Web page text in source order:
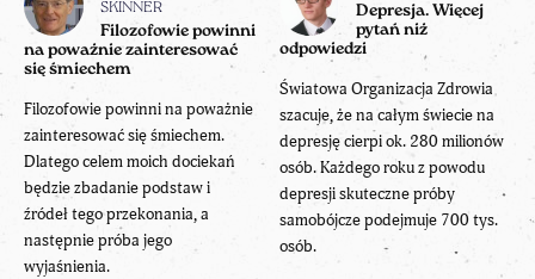
SKINNER
Filozofowie powinni
na poważnie zainteresować
się śmiechem
Filozofowie powinni na poważnie
zainteresować się śmiechem.
Dlatego celem moich dociekań
będzie zbadanie podstaw i
źródeł tego przekonania, a
następnie próba jego
wyjaśnienia.
Depresja. Więcej
pytań niż
odpowiedzi
Światowa Organizacja Zdrowia
szacuje, że na całym świecie na
depresję cierpi ok. 280 milionów
osób. Każdego roku z powodu
depresji skuteczne próby
samobójcze podejmuje 700 tys.
osób.